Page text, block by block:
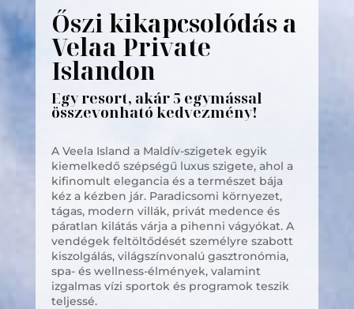
Őszi kikapcsolódás a
Velaa Private
Islandon
Egy resort, akár 5 egymással
összevonható kedvezmény!
A Veela Island a Maldív-szigetek egyik
kiemelkedő szépségű luxus szigete, ahol a
kifinomult elegancia és a természet bája
kéz a kézben jár. Paradicsomi környezet,
tágas, modern villák, privát medence és
páratlan kilátás várja a pihenni vágyókat. A
vendégek feltöltődését személyre szabott
kiszolgálás, világszínvonalú gasztronómia,
spa- és wellness-élmények, valamint
izgalmas vízi sportok és programok teszik
teljessé.